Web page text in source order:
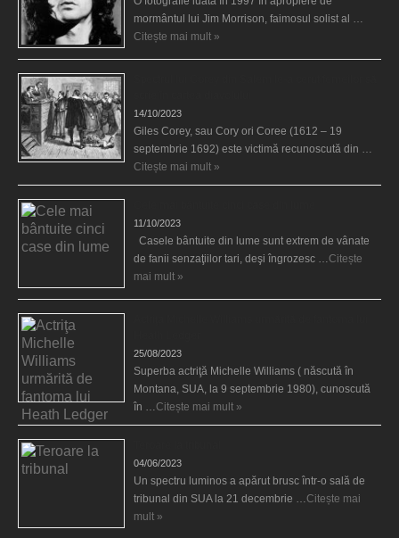
mormântul lui Jim Morrison, faimosul solist al …
Citește mai mult »
14/10/2023
Giles Corey, sau Cory ori Coree (1612 – 19
septembrie 1692) este victimă recunoscută din …
Citește mai mult »
11/10/2023
Casele bântuite din lume sunt extrem de vânate
de fanii senzaţiilor tari, deşi îngrozesc … Citește
mai mult »
25/08/2023
Superba actriţă Michelle Williams ( născută în
Montana, SUA, la 9 septembrie 1980), cunoscută
în … Citește mai mult »
04/06/2023
Un spectru luminos a apărut brusc într-o sală de
tribunal din SUA la 21 decembrie … Citește mai
mult »